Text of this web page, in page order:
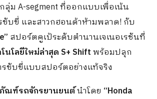
ลุ่ม A-segment ที่ออกแบบเพื่อเน้น
ขับขี่ และสาวกฮอนด้าห้ามพลาด! กับ
สปอร์ตคูเป้ระดับตำนานเจเนอเรชันที่
นโลยีใหม่ล่าสุด S+ Shiftพร้อมปลุก
บขี่แบบสปอร์ตอย่างแท้จริง
ณฑ์รถจักรยานยนต์นำโดย “Honda